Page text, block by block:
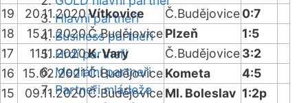
Hlavní partneři
Business partneři
Hrdí partneři
Mediální partneři
Partneři mládeže
19
20.11.2020Vítkovice Č.Budějovice0:7
18
15.11.2020Č.BudějovicePlzeň
1:5
17
11.11.2020K. Vary Č.Budějovice3:2
16
15.02.2021Č.BudějoviceKometa
4:5
15
09.11.2020Č.BudějoviceMl. Boleslav 1:2p